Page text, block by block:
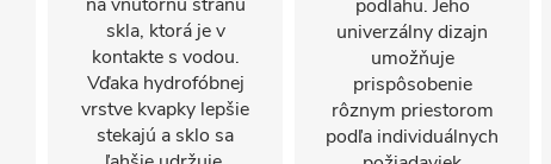
skla, ktorá je v
kontakte s vodou.
Vďaka hydrofóbnej
vrstve kvapky lepšie
stekajú a sklo sa
podlahu. Jeho
univerzálny dizajn
umožňuje
prispôsobenie
rôznym priestorom
podľa individuálnych